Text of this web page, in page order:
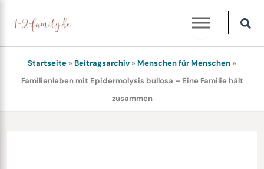
Inhalt
springen
Startseite » Beitragsarchiv » Menschen für Menschen »
Familienleben mit Epidermolysis bullosa – Eine Familie hält
zusammen